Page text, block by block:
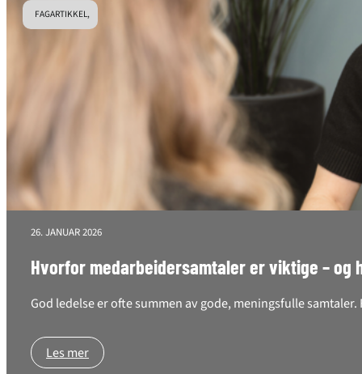
FAGARTIKKEL,
26. JANUAR 2026
Hvorfor medarbeidersamtaler er viktige – og
God ledelse er ofte summen av gode, meningsfulle
Les mer